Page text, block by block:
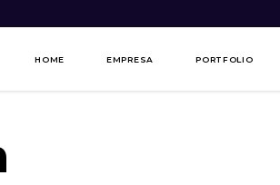
HOME EMPRESA PORTFOLIO